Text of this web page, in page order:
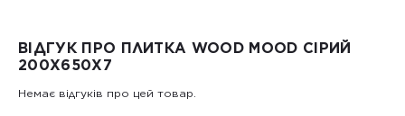
ВІДГУК ПРО ПЛИТКА WOOD MOOD СІРИЙ
200X650X7
Немає відгуків про цей товар.